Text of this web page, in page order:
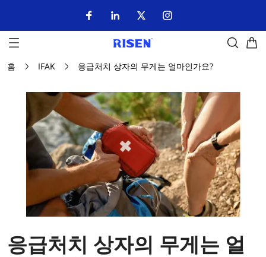
홈 IFAK 응급처치 상자의 무게는 얼마인가요?
응급처치 상자의 무게는 얼